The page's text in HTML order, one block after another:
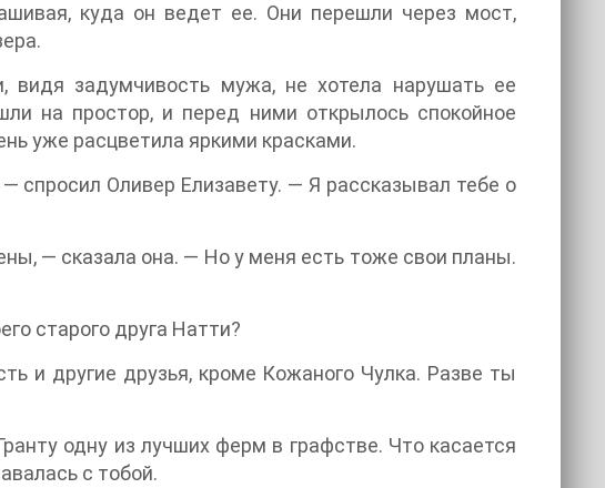
куда он ведет ее. Они перешли через мост,
видя задумчивость мужа, не хотела нарушать ее
на простор, и перед ними открылось спокойное
уже расцветила яркими красками.
Оливер Елизавету. — Я рассказывал тебе о
— сказала она. — Но у меня есть тоже свои планы.
старого друга Натти?
и другие друзья, кроме Кожаного Чулка. Разве ты
одну из лучших ферм в графстве. Что касается
с тобой.